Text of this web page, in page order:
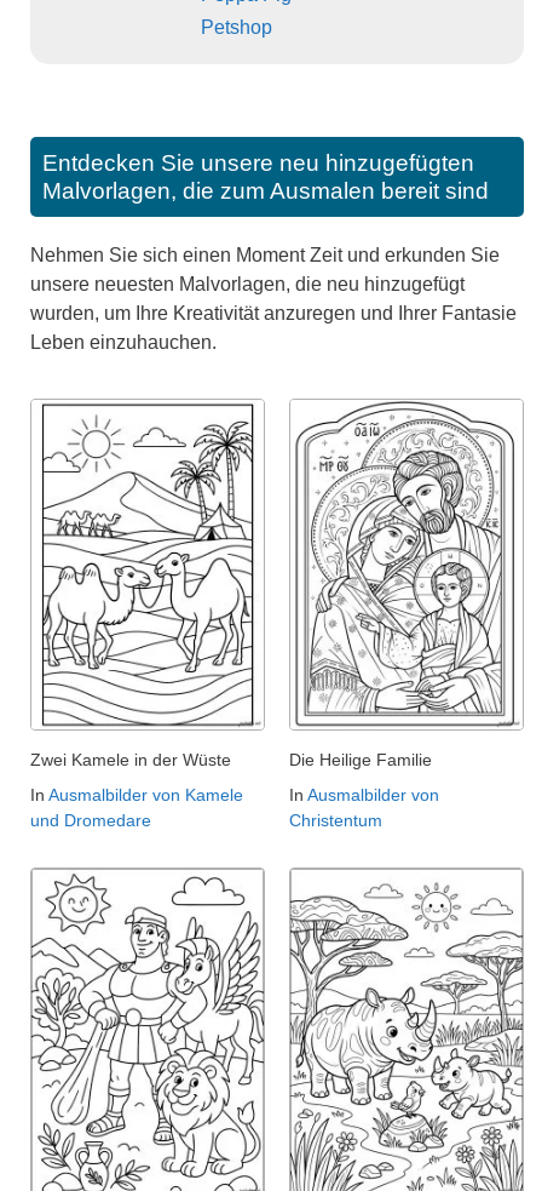
Petshop
Entdecken Sie unsere neu hinzugefügten
Malvorlagen, die zum Ausmalen bereit sind
Nehmen Sie sich einen Moment Zeit und erkunden Sie
unsere neuesten Malvorlagen, die neu hinzugefügt
wurden, um Ihre Kreativität anzuregen und Ihrer Fantasie
Leben einzuhauchen.
Zwei Kamele in der Wüste
In Ausmalbilder von Kamele
und Dromedare
Die Heilige Familie
In Ausmalbilder von
Christentum